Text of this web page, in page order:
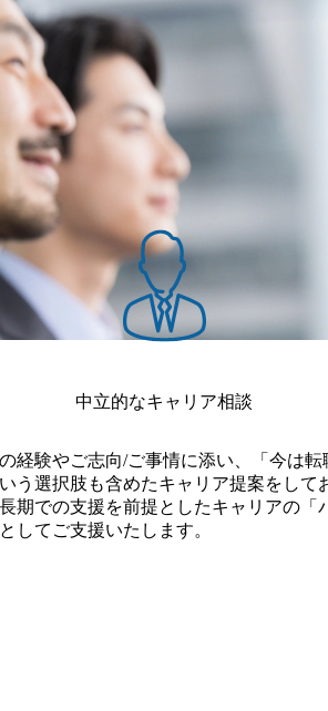
中立的なキャリア相談
経験やご志向/ご事情に添い、「今は転
う選択肢も含めたキャリア提案をして
期での支援を前提としたキャリアの「
してご支援いたします。